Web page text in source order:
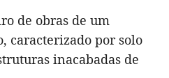
de obras de um
caracterizado por solo
inacabadas de